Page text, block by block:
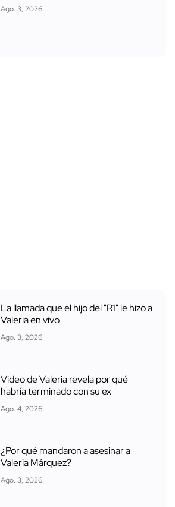
Ago. 3, 2026
La llamada que el hijo del "R1" le hizo a
Valeria en vivo
Ago. 3, 2026
Video de Valeria revela por qué
habría terminado con su ex
Ago. 4, 2026
¿Por qué mandaron a asesinar a
Valeria Márquez?
Ago. 3, 2026